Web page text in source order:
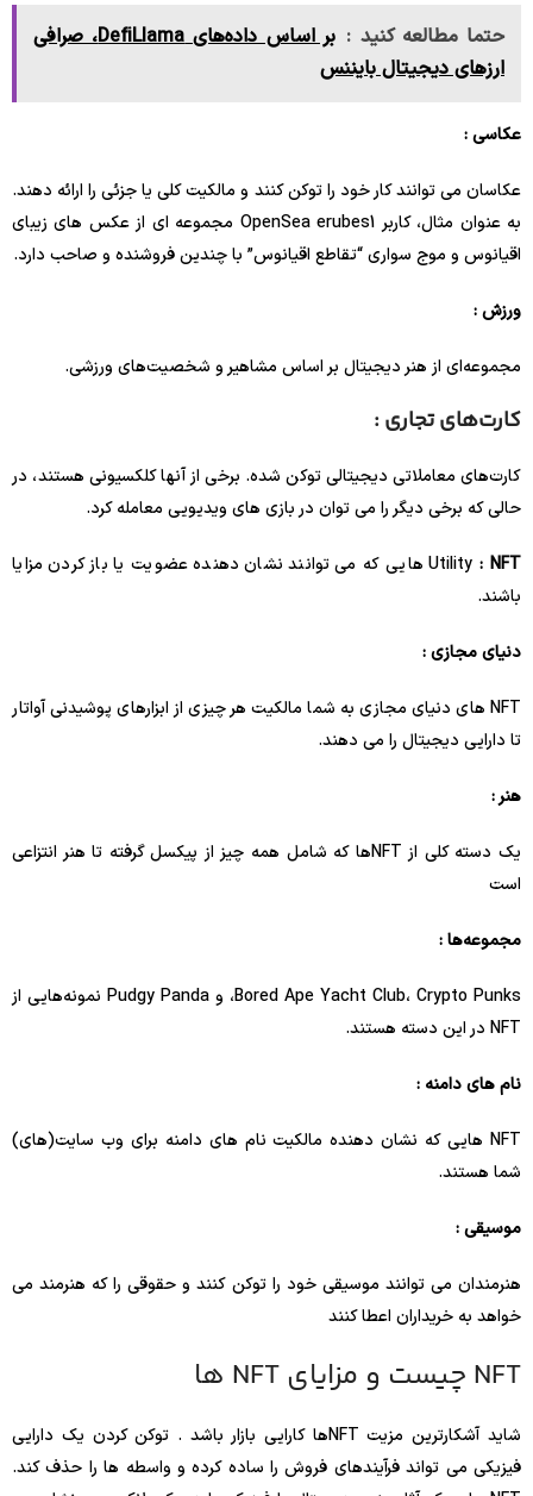
حتما مطالعه کنید :
بر اساس داده‌های DefiLlama، صرافی
ارزهای دیجیتال بایننس
عکاسی :
عکاسان می توانند کار خود را توکن کنند و مالکیت کلی یا جزئی را ارائه دهند.
به عنوان مثال، کاربر OpenSea erubes1 مجموعه ای از عکس های زیبای
اقیانوس و موج سواری “تقاطع اقیانوس” با چندین فروشنده و صاحب دارد.
ورزش :
مجموعه‌ای از هنر دیجیتال بر اساس مشاهیر و شخصیت‌های ورزشی.
کارت‌های تجاری :
کارت‌های معاملاتی دیجیتالی توکن شده. برخی از آنها کلکسیونی هستند، در
حالی که برخی دیگر را می توان در بازی های ویدیویی معامله کرد.
Utility : NFT
هایی که می توانند نشان دهنده عضویت یا باز کردن مزایا
باشند.
دنیای مجازی :
NFT های دنیای مجازی به شما مالکیت هر چیزی از ابزارهای پوشیدنی آواتار
تا دارایی دیجیتال را می دهند.
هنر :
یک دسته کلی از NFTها که شامل همه چیز از پیکسل گرفته تا هنر انتزاعی
است
مجموعه‌ها :
Bored Ape Yacht Club، Crypto Punks، و Pudgy Panda نمونه‌هایی از
NFT در این دسته هستند.
نام های دامنه :
NFT هایی که نشان دهنده مالکیت نام های دامنه برای وب سایت(های)
شما هستند.
موسیقی :
هنرمندان می توانند موسیقی خود را توکن کنند و حقوقی را که هنرمند می
خواهد به خریداران اعطا کنند
NFT چیست و مزایای NFT ها
شاید آشکارترین مزیت NFTها کارایی بازار باشد . توکن کردن یک دارایی
فیزیکی می تواند فرآیندهای فروش را ساده کرده و واسطه ها را حذف کند.